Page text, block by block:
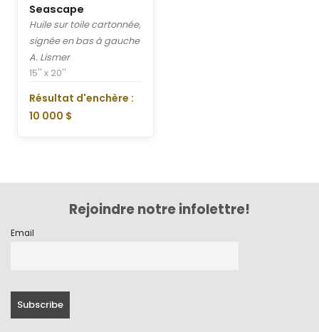
Seascape
Huile sur toile cartonnée,
signée en bas à gauche
A. Lismer
15'' x 20''
Résultat d'enchère :
10 000 $
Rejoindre notre infolettre!
Email